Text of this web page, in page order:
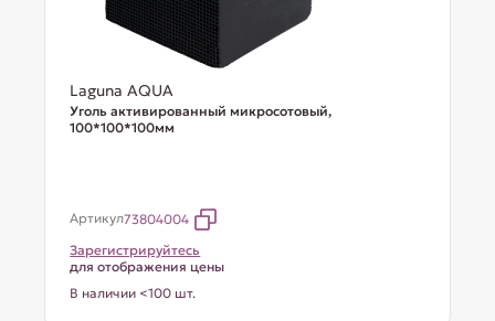
Laguna AQUA
Уголь активированный микросотовый,
100*100*100мм
Артикул73804004
Зарегистрируйтесь
для отображения цены
В наличии <100 шт.